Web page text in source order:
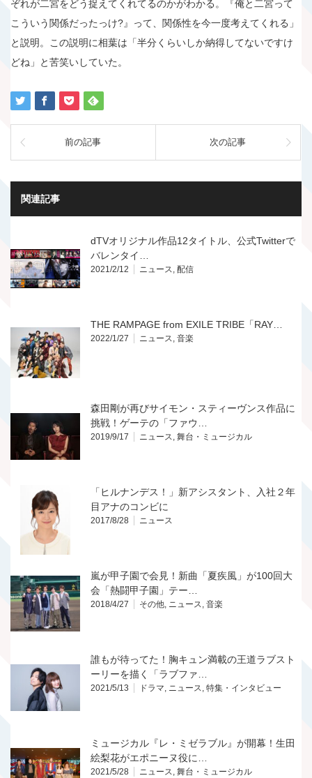
ぞれが二宮をどう捉えてくれてるのかがわかる。『俺と二宮って
こういう関係だったっけ?』って、関係性を今一度考えてくれる」
と説明。この説明に相葉は「半分くらいしか納得してないですけ
どね」と苦笑いしていた。
前の記事 次の記事
関連記事
dTVオリジナル作品12タイトル、公式Twitterで
バレンタイ…
2021/2/12 ニュース, 配信
THE RAMPAGE from EXILE TRIBE「RAY…
2022/1/27 ニュース, 音楽
森田剛が再びサイモン・スティーヴンス作品に
挑戦！ゲーテの「ファウ…
2019/9/17 ニュース, 舞台・ミュージカル
「ヒルナンデス！」新アシスタント、入社２年
目アナのコンビに
2017/8/28 ニュース
嵐が甲子園で会見！新曲「夏疾風」が100回大
会「熱闘甲子園」テー…
2018/4/27 その他, ニュース, 音楽
誰もが待ってた！胸キュン満載の王道ラブスト
ーリーを描く「ラブファ…
2021/5/13 ドラマ, ニュース, 特集・インタビュー
ミュージカル『レ・ミゼラブル』が開幕！生田
絵梨花がエポニーヌ役に…
2021/5/28 ニュース, 舞台・ミュージカル